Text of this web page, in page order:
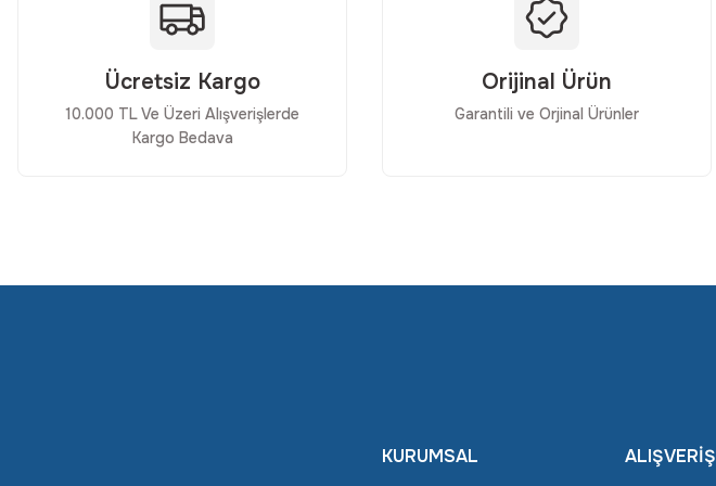
Ürün fiyatı diğer sitelerden daha pahalı.
Ücretsiz Kargo
10.000 TL Ve Üzeri Alışverişlerde
Kargo Bedava
Orijinal Ürün
Garantili ve Orjinal Ürünler
KURUMSAL ALIŞVERİŞ